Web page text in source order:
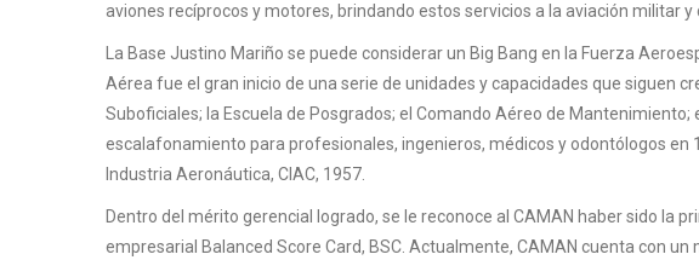
aviones recíprocos y motores, brindando estos servicios a la aviación militar y
La Base Justino Mariño se puede considerar un Big Bang en la Fuerza
Aérea fue el gran inicio de una serie de unidades y capacidades que siguen
Suboficiales; la Escuela de Posgrados; el Comando Aéreo de
escalafonamiento para profesionales, ingenieros, médicos y odontólogos en
Industria Aeronáutica, CIAC, 1957.
Dentro del mérito gerencial logrado, se le reconoce al CAMAN haber sido la
empresarial Balanced Score Card, BSC. Actualmente, CAMAN cuenta con